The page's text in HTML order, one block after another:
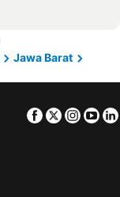
Jawa Barat
Facebook
Twitter